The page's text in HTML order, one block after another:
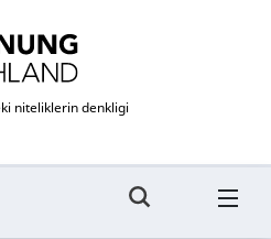
niteliklerin denkligi